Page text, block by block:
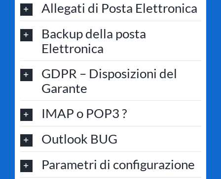
Allegati di Posta Elettronica
Backup della posta
Elettronica
GDPR – Disposizioni del
Garante
IMAP o POP3 ?
Outlook BUG
Parametri di configurazione